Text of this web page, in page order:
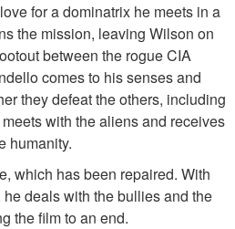
for a dominatrix he meets in a
the mission, leaving Wilson on
between the rogue CIA
comes to his senses and
they defeat the others, including
with the aliens and receives
humanity.
which has been repaired. With
deals with the bullies and the
the film to an end.